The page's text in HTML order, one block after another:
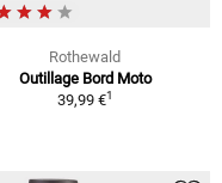
Rothewald
Outillage Bord Moto
39,99 €1